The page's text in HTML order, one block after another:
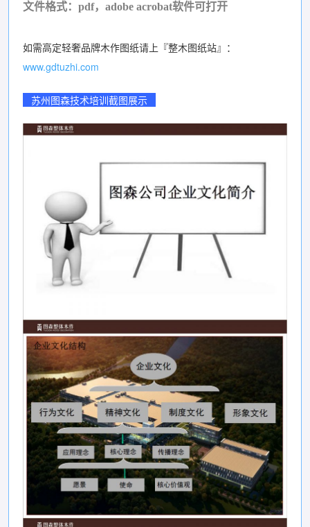
文件格式：pdf，adobe acrobat软件可打开
如需高定轻奢品牌木作图纸请上『整木图纸站』：
www.gdtuzhi.com
苏州图森技术培训截图展示